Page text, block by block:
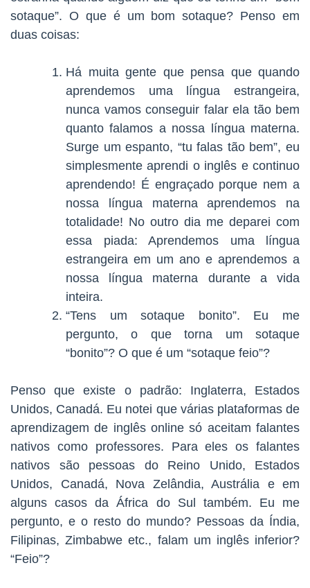
sotaque”. O que é um bom sotaque? Penso em
duas coisas:
Há muita gente que pensa que quando
aprendemos uma língua estrangeira,
nunca vamos conseguir falar ela tão bem
quanto falamos a nossa língua materna.
Surge um espanto, “tu falas tão bem”, eu
simplesmente aprendi o inglês e continuo
aprendendo! É engraçado porque nem a
nossa língua materna aprendemos na
totalidade! No outro dia me deparei com
essa piada: Aprendemos uma língua
estrangeira em um ano e aprendemos a
nossa língua materna durante a vida
inteira.
“Tens um sotaque bonito”. Eu me
pergunto, o que torna um sotaque
“bonito”? O que é um “sotaque feio”?
Penso que existe o padrão: Inglaterra, Estados
Unidos, Canadá. Eu notei que várias plataformas de
aprendizagem de inglês online só aceitam falantes
nativos como professores. Para eles os falantes
nativos são pessoas do Reino Unido, Estados
Unidos, Canadá, Nova Zelândia, Austrália e em
alguns casos da África do Sul também. Eu me
pergunto, e o resto do mundo? Pessoas da Índia,
Filipinas, Zimbabwe etc., falam um inglês inferior?
“Feio”?